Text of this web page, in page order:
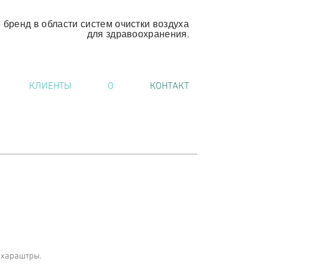
в области систем очистки воздуха
для здравоохранения.
КЛИЕНТЫ О КОНТАКТ